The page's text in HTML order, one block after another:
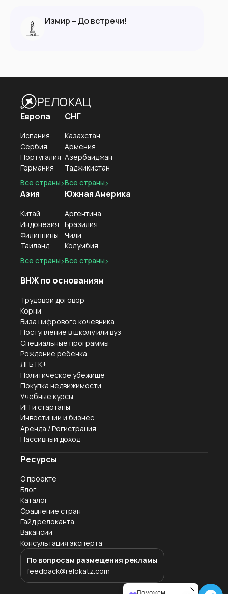
Измир – До встречи!
РЕЛОКАЦ
Европа
Испания
Сербия
Португалия
Германия
Все страны
Азия
Китай
Индонезия
Филиппины
Таиланд
Все страны
СНГ
Казахстан
Армения
Азербайджан
Таджикистан
Все страны
Южная Америка
Аргентина
Бразилия
Чили
Колумбия
Все страны
ВНЖ по основаниям
Трудовой договор
Корни
Виза цифрового кочевника
Поступление в школу или вуз
Специальные программы
Рождение ребенка
ЛГБТК+
Политическое убежище
Покупка недвижимости
Учебные курсы
ИП и стартапы
Инвестиции и бизнес
Аренда / Регистрация
Пассивный доход
Ресурсы
О проекте
Блог
Каталог
Сравнение стран
Гайд релоканта
Вакансии
Консультация эксперта
По вопросам размещения рекламы
feedback@relokatz.com